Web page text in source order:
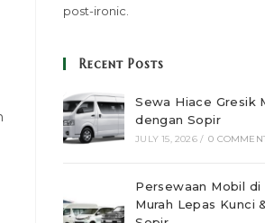
post-ironic.
Recent Posts
Sewa Hiace Gresik
dengan Sopir
JULY 15, 2026 / 0
Persewaan Mobil di
Murah Lepas Kunci